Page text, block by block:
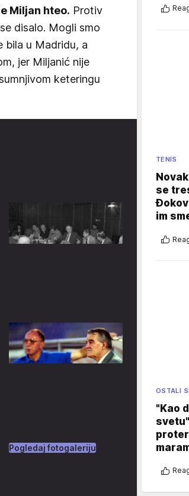
Miljan hteo. Protiv
disalo. Mogli smo
bila u Madridu, a
jer Miljanić nije
keteringu
Pogledaj fotogaleriju
TENIS
se
im
OSTALI
"Kao